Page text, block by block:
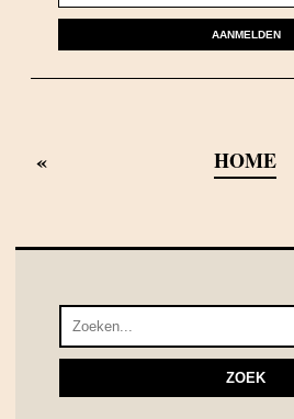
AANMELDEN
« HOME